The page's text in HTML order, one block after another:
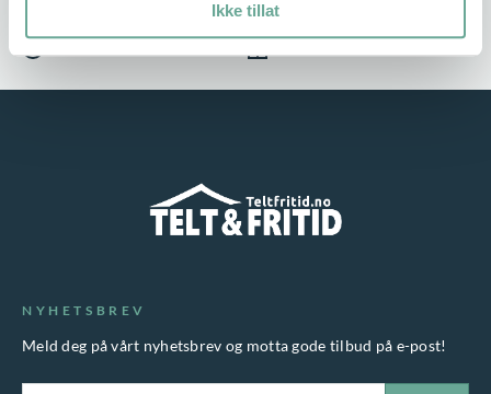
Ikke tillat
NYHETSBREV
Meld deg på vårt nyhetsbrev og motta gode tilbud på e-post!